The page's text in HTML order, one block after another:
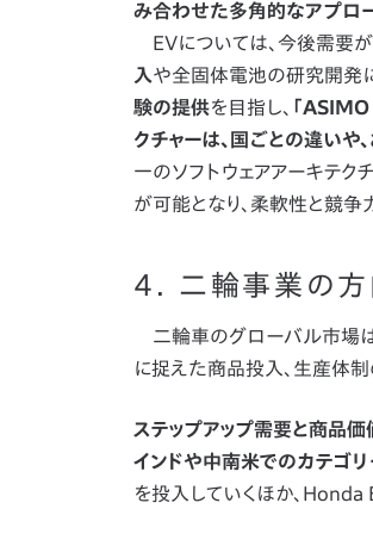
み合わせた多角的なアプロ
EVについては、今後需要が
入や全固体電池の研究開発に
験の提供を目指し、 「
クチャーは、国ごとの違い
一のソフトウェアアーキテク
が可能となり、柔軟性と競争
4. 二輪事業の方
二輪車のグローバル市場
に捉えた商品投入、生産体制
ステップアップ需要と商品価
インドや中南米でのカテゴ
を投入していくほか、